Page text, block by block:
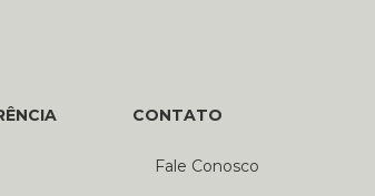
CONTATO
Fale Conosco